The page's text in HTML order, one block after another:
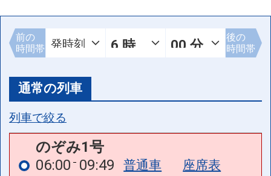
前の
時間帯
後の
時間帯
通常の列車
列車で絞る
のぞみ1号
06:00 09:49 普通車
座席表